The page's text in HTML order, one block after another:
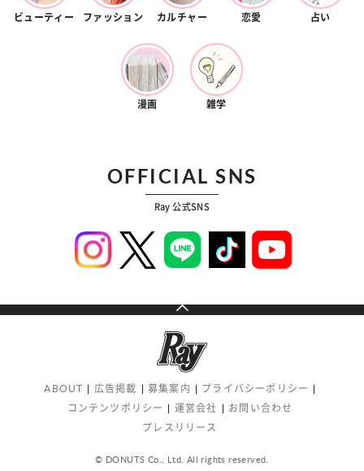
ビューティー ファッション カルチャー 恋愛 占い
漫画 雑学
OFFICIAL SNS
Ray 公式SNS
ABOUT 広告掲載 募集案内
プライバシーポリシー
コンテンツポリシー
運営会社
お問い合わせ
プレスリリース
© DONUTS Co., Ltd. All rights reserved.